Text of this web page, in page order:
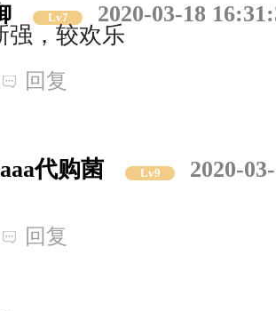
Lv7
2020-03-18
强，较欢乐
回复
代购菌 Lv9
2020-
回复